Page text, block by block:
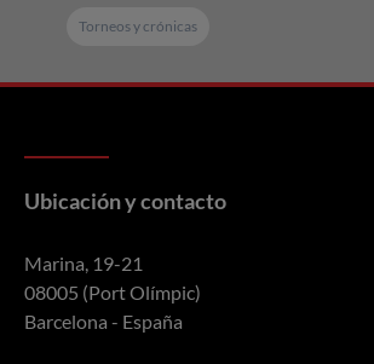
Torneos y crónicas
Ubicación y contacto
Marina, 19-21
08005 (Port Olímpic)
Barcelona - España